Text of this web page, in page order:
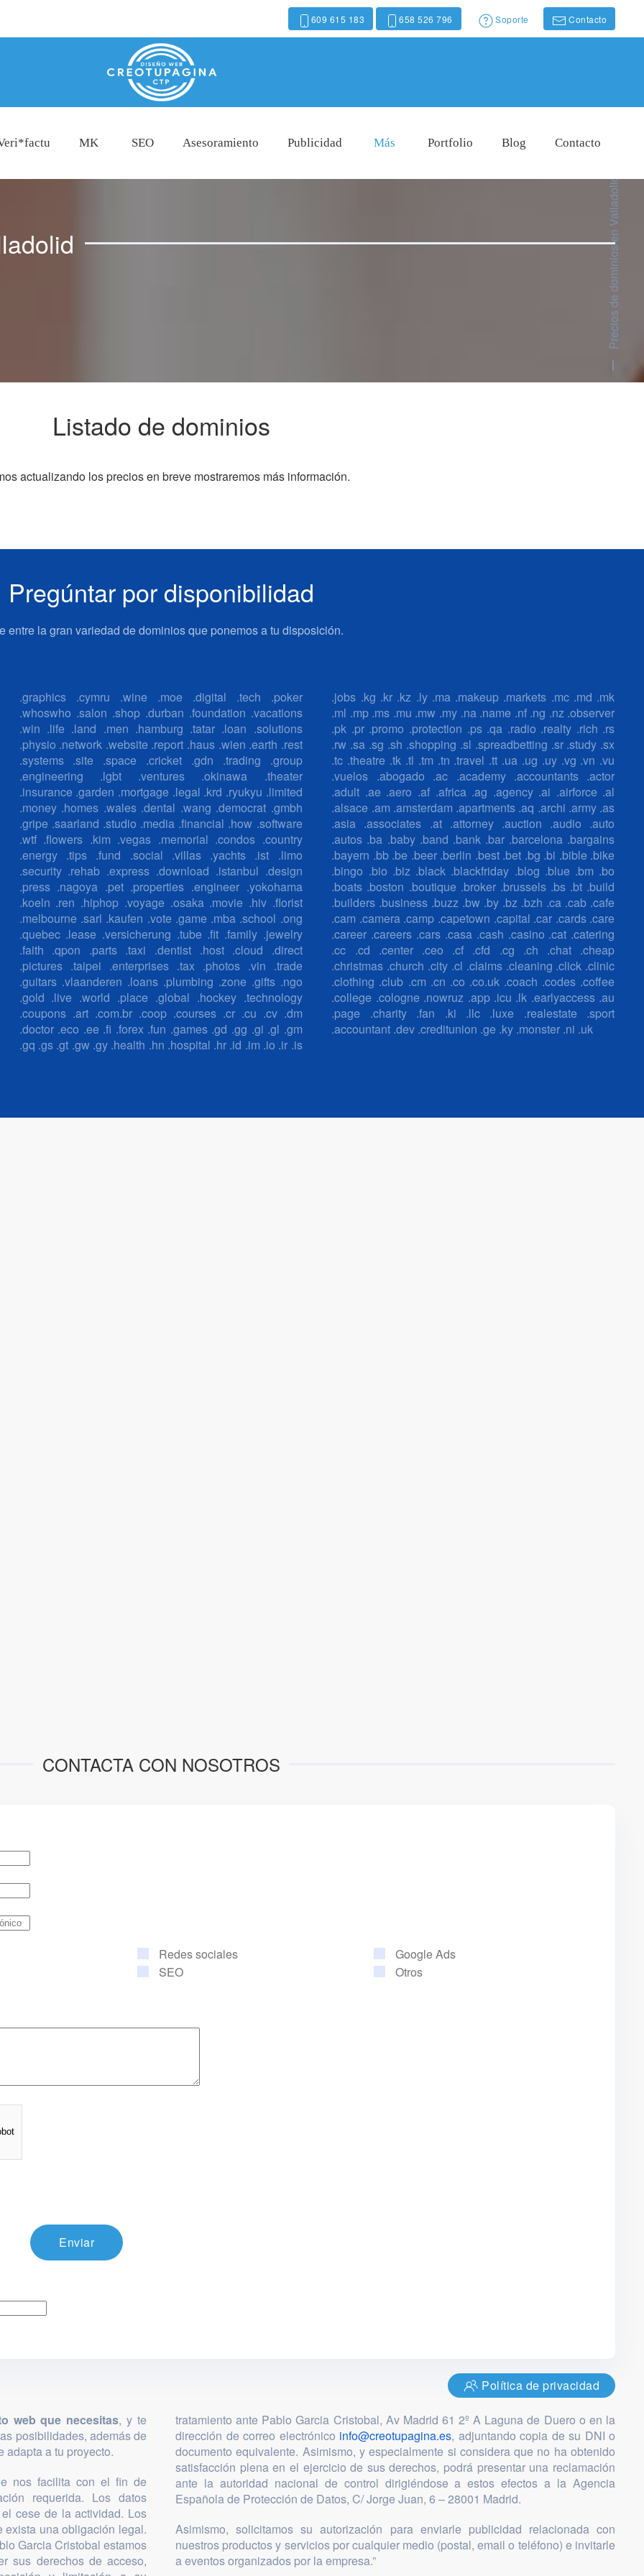
609 615 183 658 526 796 Soporte Contacto
MK SEO Asesoramiento Publicidad Más Portfolio Blog Contacto
Precios de dominios en Valladolid
Listado de dominios
actualizando los precios en breve mostraremos más información.
Pregúntar por disponibilidad
entre la gran variedad de dominios que ponemos a tu disposición.
.accountant .dev .creditunion .ge .ky .monster .ni .uk
CONTACTA CON NOSOTROS
Redes sociales
SEO
Google Ads
Otros
Enviar
Política de privacidad
web que necesitas, y te
posibilidades, además de
adapta a tu proyecto.
nos facilita con el fin de
requerida. Los datos
cese de la actividad. Los
exista una obligación legal.
Garcia Cristobal estamos
sus derechos de acceso,
tratamiento ante Pablo Garcia Cristobal, Av Madrid 61 2º A Laguna de Duero o en la
dirección de correo electrónico info@creotupagina.es, adjuntando copia de su DNI o
documento equivalente. Asimismo, y especialmente si considera que no ha obtenido
satisfacción plena en el ejercicio de sus derechos, podrá presentar una reclamación
ante la autoridad nacional de control dirigiéndose a estos efectos a la Agencia
Española de Protección de Datos, C/ Jorge Juan, 6 – 28001 Madrid.
Asimismo, solicitamos su autorización para enviarle publicidad relacionada con
nuestros productos y servicios por cualquier medio (postal, email o teléfono) e invitarle
a eventos organizados por la empresa.”